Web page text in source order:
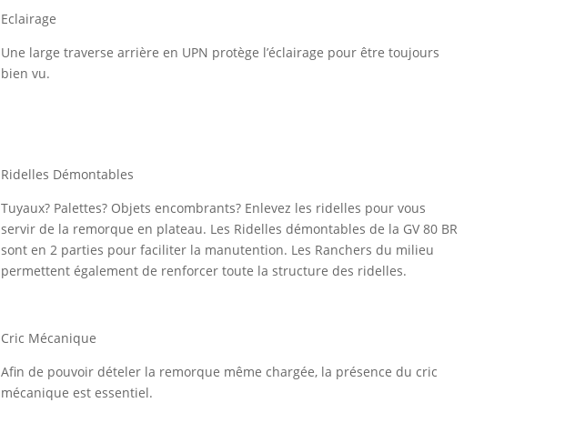
Eclairage
Une large traverse arrière en UPN protège l’éclairage pour être toujours
bien vu.
Ridelles Démontables
Tuyaux? Palettes? Objets encombrants? Enlevez les ridelles pour vous
servir de la remorque en plateau. Les Ridelles démontables de la GV 80 BR
sont en 2 parties pour faciliter la manutention. Les Ranchers du milieu
permettent également de renforcer toute la structure des ridelles.
Cric Mécanique
Afin de pouvoir dételer la remorque même chargée, la présence du cric
mécanique est essentiel.